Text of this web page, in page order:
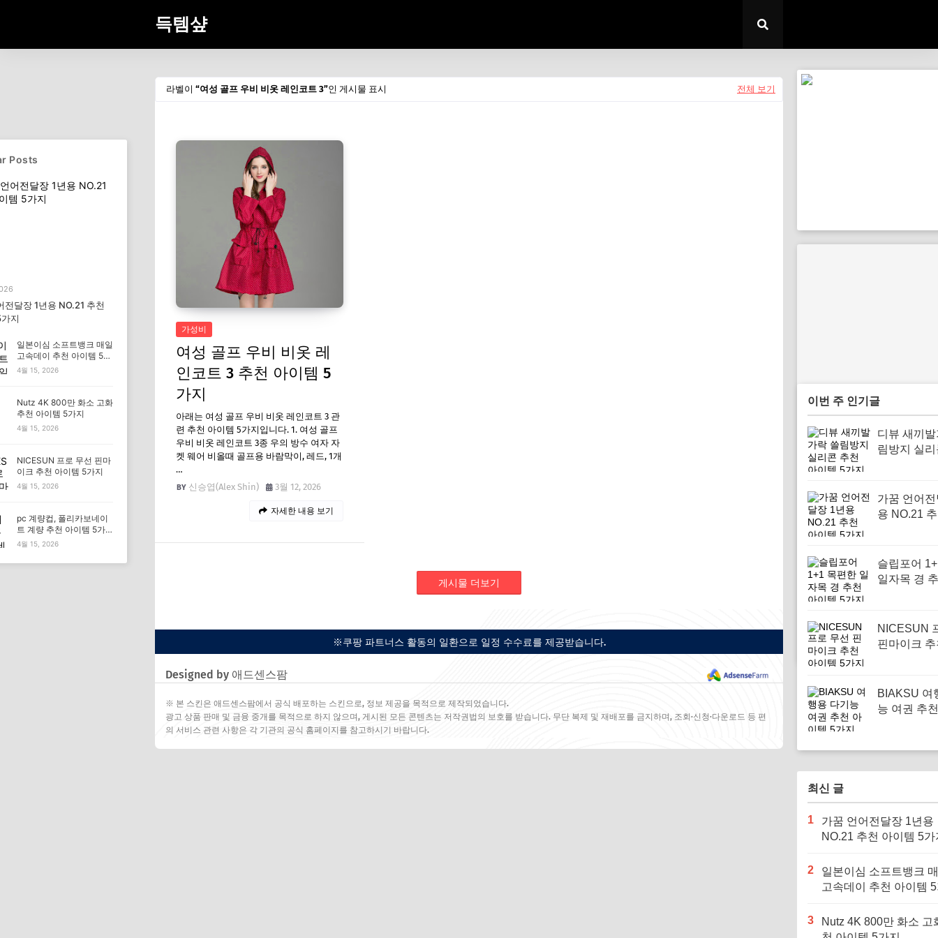
득템샾
라벨이 여성 골프 우비 비옷 레인코트 3 인 게시물 표시 전체 보기
가성비
여성 골프 우비 비옷 레
인코트 3 추천 아이템 5
가지
아래는 여성 골프 우비 비옷 레인코트 3 관
련 추천 아이템 5가지입니다. 1. 여성 골프
우비 비옷 레인코트 3종 우의 방수 여자 자
켓 웨어 비올때 골프용 바람막이, 레드, 1개
…
신승엽(Alex Shin)
3월 12, 2026
자세한 내용 보기
게시물 더보기
※쿠팡 파트너스 활동의 일환으로 일정 수수료를 제공받습니다.
Designed by 애드센스팜
※ 본 스킨은 애드센스팜에서 공식 배포하는 스킨으로, 정보 제공을 목적으로 제작되었습니다.
광고 상품 판매 및 금융 중개를 목적으로 하지 않으며, 게시된 모든 콘텐츠는 저작권법의 보호를 받습니다. 무단 복제 및 재배포를 금지하며, 조회·신청·다운로드 등 편
의 서비스 관련 사항은 각 기관의 공식 홈페이지를 참고하시기 바랍니다.
이번 주 인기글
디뷰 새끼
림방지 실
가꿈 언어
용 NO.21
슬립포어
일자목 경
NICESUN
핀마이크
BIAKSU 여
능 여권 추
최신 글
1
가꿈 언어전달장 1년용
NO.21 추천 아이템 5가
2
일본이심 소프트뱅크
고속데이 추천 아이템
3
Nutz 4K 800만 화소 고
Posts
전달장 1년용 NO.21 추천
지
일본이심 소프트뱅크 매일
고속데이 추천 아이템 5가
지
4월 15, 2026
Nutz 4K 800만 화소 고화
추천 아이템 5가지
4월 15, 2026
NICESUN 프로 무선 핀마
이크 추천 아이템 5가지
4월 15, 2026
pc 계량컵, 폴리카보네이
트 계량 추천 아이템 5가
지
4월 15, 2026